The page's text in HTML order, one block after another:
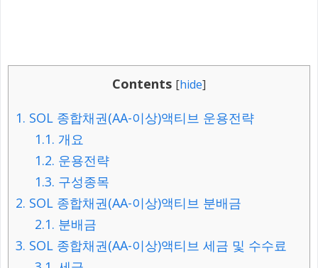
Contents [hide]
1. SOL 종합채권(AA-이상)액티브 운용전략
1.1. 개요
1.2. 운용전략
1.3. 구성종목
2. SOL 종합채권(AA-이상)액티브 분배금
2.1. 분배금
3. SOL 종합채권(AA-이상)액티브 세금 및 수수료